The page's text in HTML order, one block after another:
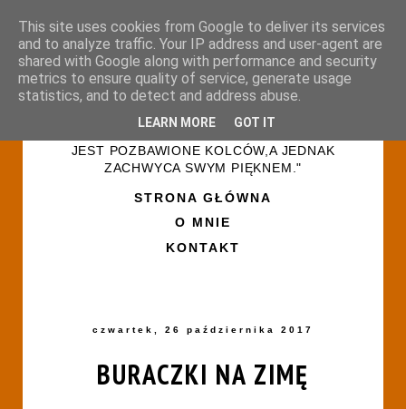
JEST POZBAWIONE KOLCÓW,A JEDNAK
ZACHWYCA SWYM PIĘKNEM."
STRONA GŁÓWNA
O MNIE
KONTAKT
czwartek, 26 października 2017
BURACZKI NA ZIMĘ
This site uses cookies from Google to deliver its services
and to analyze traffic. Your IP address and user-agent are
shared with Google along with performance and security
metrics to ensure quality of service, generate usage
statistics, and to detect and address abuse.
LEARN MORE GOT IT